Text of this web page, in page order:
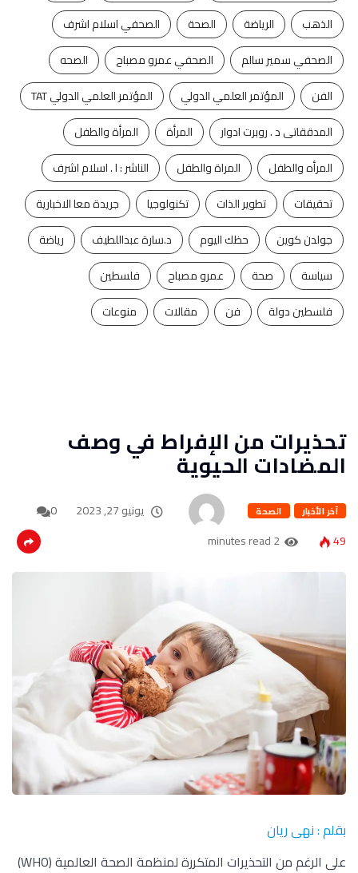
الذهب
الرياضة الصحة
الصحفي اسلام اشرف
الصحفي سمير سالم
الصحفي عمرو مصباح
الصحه
الفن
المؤتمر العلمي الدولي
المؤتمر العلمي الدولي TAT
المدققاتى د . روبرت ادوار
المرأة
المرأة والطفل
المرأه والطفل
المراة والطفل
الناشر : ا . اسلام اشرف
تحقيقات
تطوير الذات تكنولوجيا
جريدة معا الاخبارية
جولدن كوين
حظك اليوم د.سارة عبداللطيف
رياضة
سياسة
صحة عمرو مصباح
فلسطين
فلسطين دولة
فن مقالات منوعات
تحذيرات من الإفراط في وصف
المضادات الحيوية
آخر الأخبار الصحة يونيو 27, 2023
0
49
2 minutes read
بقلم : نهى ريان
على الرغم من التحذيرات المتكررة لمنظمة الصحة العالمية (WHO)